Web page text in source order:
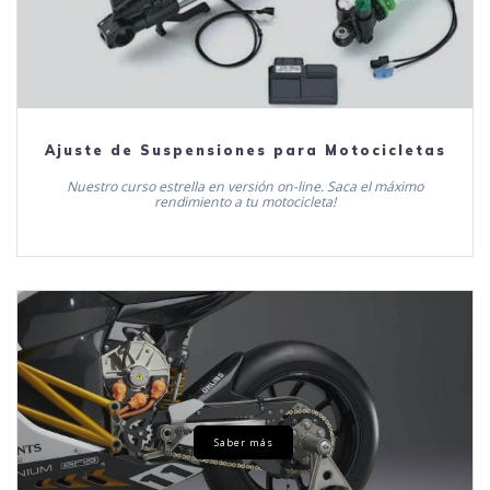
Ajuste de Suspensiones para Motocicletas
Nuestro curso estrella en versión on-line. Saca el máximo
rendimiento a tu motocicleta!
Saber más